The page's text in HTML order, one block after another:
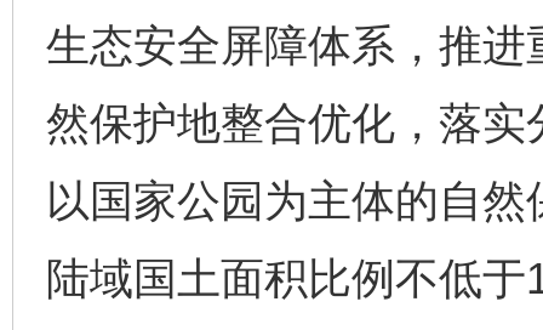
生态安全屏障体系，推
然保护地整合优化，落
以国家公园为主体的自
陆域国土面积比例不低